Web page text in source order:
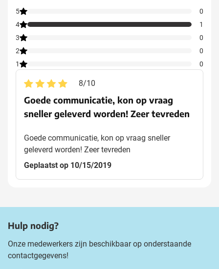
5
0
4
1
3
0
2
0
1
0
8/10
Goede communicatie, kon op vraag
sneller geleverd worden! Zeer tevreden
Goede communicatie, kon op vraag sneller
geleverd worden! Zeer tevreden
Geplaatst op 10/15/2019
Hulp nodig?
Onze medewerkers zijn beschikbaar op onderstaande
contactgegevens!